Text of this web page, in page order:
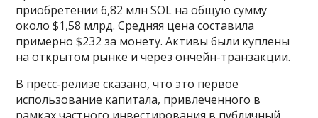
приобретении 6,82 млн SOL на общую сумму
около $1,58 млрд. Средняя цена составила
примерно $232 за монету. Активы были куплены
на открытом рынке и через ончейн-транзакции.
В пресс-релизе сказано, что это первое
использование капитала, привлеченного в